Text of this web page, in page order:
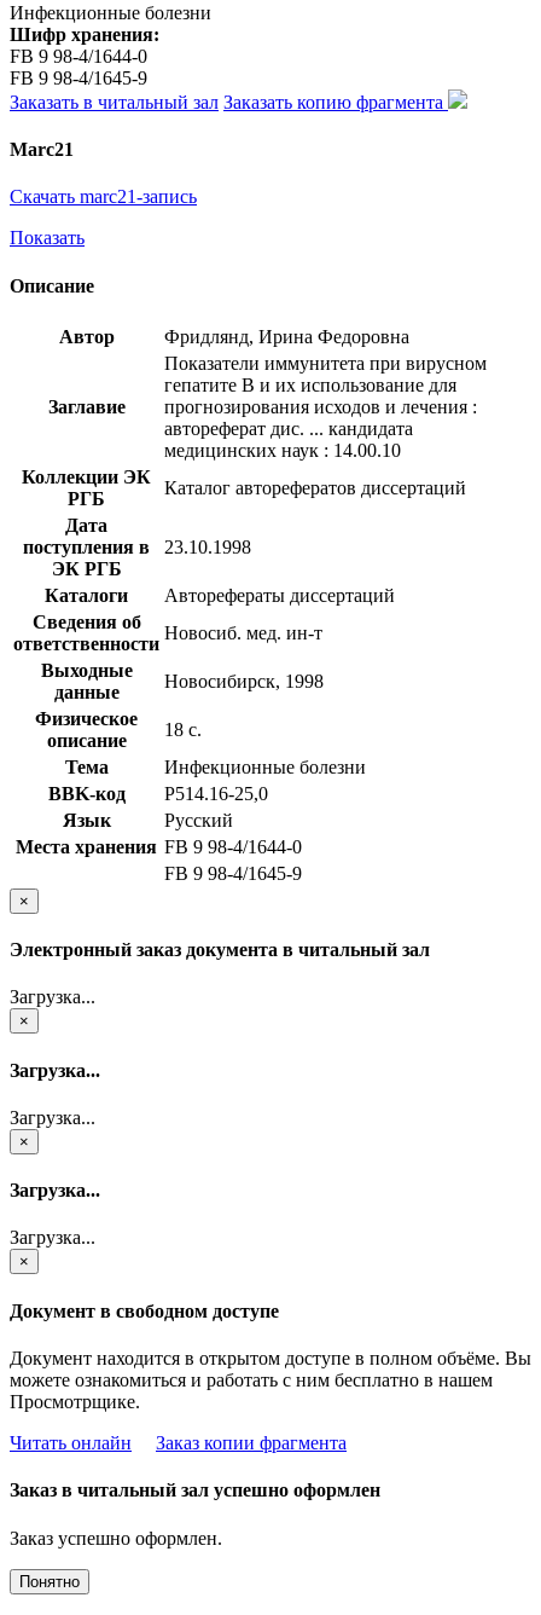
Инфекционные болезни
Шифр хранения:
FB 9 98-4/1644-0
FB 9 98-4/1645-9
Заказать в читальный зал Заказать копию фрагмента
Marc21
Скачать marc21-запись
Показать
Описание
Автор Фридлянд, Ирина Федоровна
Заглавие
Показатели иммунитета при вирусном
гепатите В и их использование для
прогнозирования исходов и лечения :
автореферат дис. ... кандидата
медицинских наук : 14.00.10
Коллекции ЭК
РГБ
Каталог авторефератов диссертаций
Дата
поступления в
ЭК РГБ
23.10.1998
Каталоги
Авторефераты диссертаций
Сведения об
ответственности
Новосиб. мед. ин-т
Выходные
данные
Новосибирск, 1998
Физическое
описание
18 с.
Тема
Инфекционные болезни
BBK-код
Р514.16-25,0
Язык
Русский
Места хранения FB 9 98-4/1644-0
FB 9 98-4/1645-9
×
Электронный заказ документа в читальный зал
Загрузка...
×
Загрузка...
Загрузка...
×
Загрузка...
Загрузка...
×
Документ в свободном доступе
Документ находится в открытом доступе в полном объёме. Вы
можете ознакомиться и работать с ним бесплатно в нашем
Просмотрщике.
Читать онлайн
Заказ копии фрагмента
Заказ в читальный зал успешно оформлен
Заказ успешно оформлен.
Понятно